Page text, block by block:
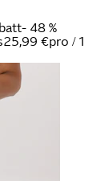
- 48 %
25,99 €pro / 1